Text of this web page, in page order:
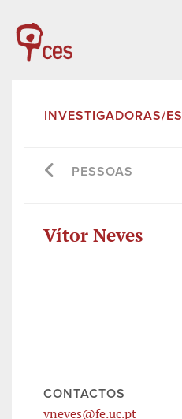
INVESTIGADORAS/ES
PESSOAS
Vítor Neves
CONTACTOS
vneves@fe.uc.pt